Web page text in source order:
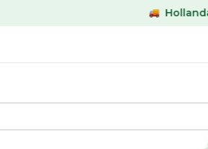
Hollanda &